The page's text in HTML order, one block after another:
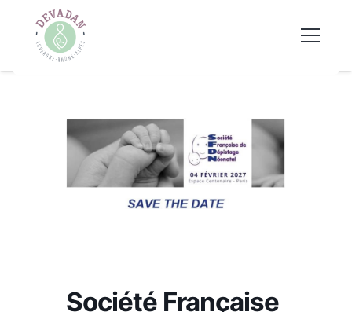
Société Française